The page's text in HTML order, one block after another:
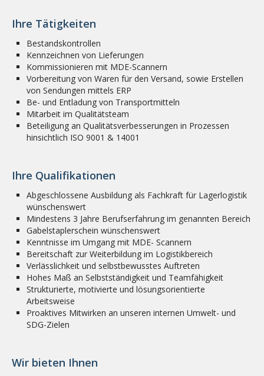
Ihre Tätigkeiten
Bestandskontrollen
Kennzeichnen von Lieferungen
Kommissionieren mit MDE-Scannern
Vorbereitung von Waren für den Versand, sowie Erstellen
von Sendungen mittels ERP
Be- und Entladung von Transportmitteln
Mitarbeit im Qualitätsteam
Beteiligung an Qualitätsverbesserungen in Prozessen
hinsichtlich ISO 9001 & 14001
Ihre Qualifikationen
Abgeschlossene Ausbildung als Fachkraft für Lagerlogistik
wünschenswert
Mindestens 3 Jahre Berufserfahrung im genannten Bereich
Gabelstaplerschein wünschenswert
Kenntnisse im Umgang mit MDE- Scannern
Bereitschaft zur Weiterbildung im Logistikbereich
Verlässlichkeit und selbstbewusstes Auftreten
Hohes Maß an Selbstständigkeit und Teamfähigkeit
Strukturierte, motivierte und lösungsorientierte
Arbeitsweise
Proaktives Mitwirken an unseren internen Umwelt- und
SDG-Zielen
Wir bieten Ihnen